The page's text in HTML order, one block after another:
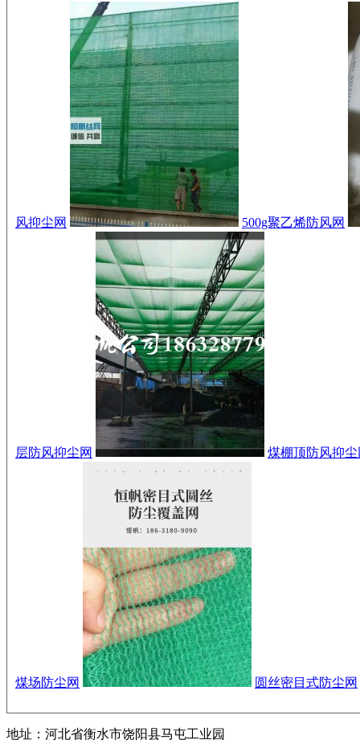
风抑尘网 500g聚乙烯防风网
层防风抑尘网 煤棚顶防风抑尘
煤场防尘网 圆丝密目式防尘网
地址：河北省衡水市饶阳县马屯工业园